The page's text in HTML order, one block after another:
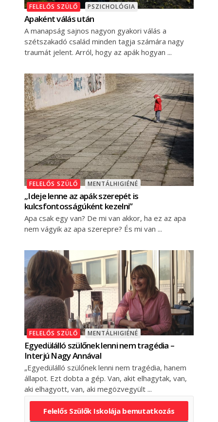
FELELŐS SZÜLŐ PSZICHOLÓGIA
Apaként válás után
A manapság sajnos nagyon gyakori válás a
szétszakadó család minden tagja számára nagy
traumát jelent. Arról, hogy az apák hogyan
FELELŐS SZÜLŐ MENTÁLHIGIÉNÉ
„Ideje lenne az apák szerepét is
kulcsfontosságúként kezelni”
Apa csak egy van? De mi van akkor, ha ez az apa
nem vágyik az apa szerepre? És mi van
FELELŐS SZÜLŐ MENTÁLHIGIÉNÉ
Egyedülálló szülőnek lenni nem tragédia –
Interjú Nagy Annával
„Egyedülálló szülőnek lenni nem tragédia, hanem
állapot. Ezt dobta a gép. Van, akit elhagytak, van,
aki elhagyott, van, aki megözvegyült
Felelős Szülők Iskolája bemutatkozás